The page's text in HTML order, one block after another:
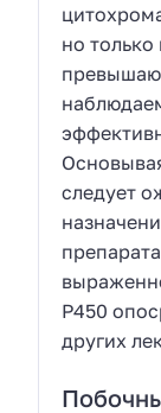
но
следует
Р450
других